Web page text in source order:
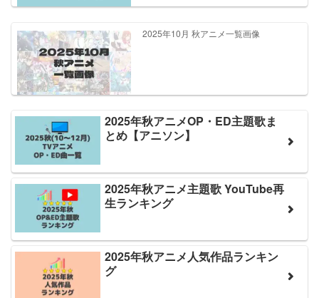
2025年10月 秋アニメ一覧画像
2025年秋アニメOP・ED主題歌ま
とめ【アニソン】
2025年秋アニメ主題歌 YouTube再
生ランキング
2025年秋アニメ人気作品ランキン
グ